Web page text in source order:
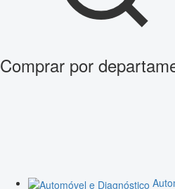
Comprar por